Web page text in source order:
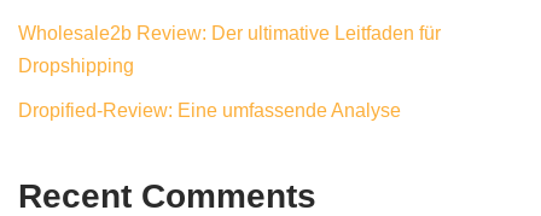
Wholesale2b Review: Der ultimative Leitfaden für
Dropshipping
Dropified-Review: Eine umfassende Analyse
Recent Comments